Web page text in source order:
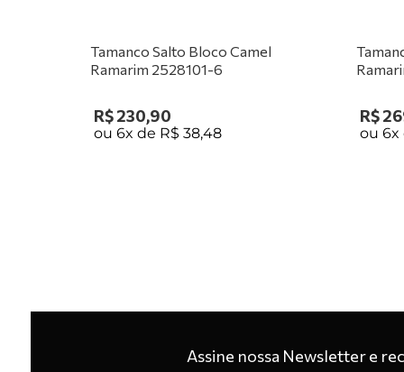
Tamanco Salto Bloco Camel
Ramarim 2528101-6
R$230,90
ou6x de R$ 38,48
R$
ou6x
Assine nossa Newsletter e